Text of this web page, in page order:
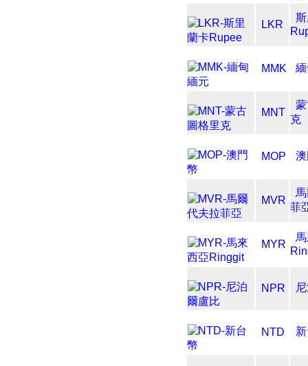
LKR
MMK
MNT
克
MOP
MVR
菲
MYR
NPR
NTD